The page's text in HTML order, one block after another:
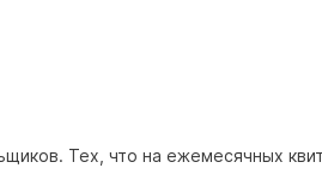
Тех, что на ежемесячных